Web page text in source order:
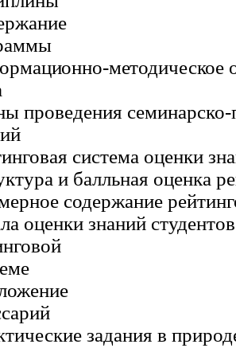
методическое
проведения семинарско-
система оценки
и балльная оценка
содержание
оценки знаний
задания в